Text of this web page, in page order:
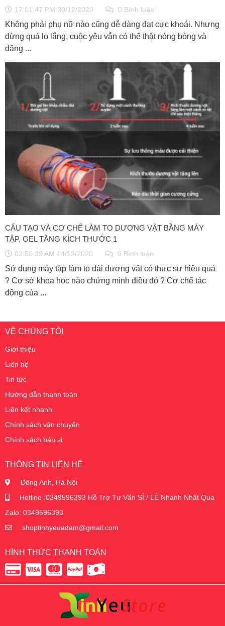
17:01:47 PM 30/12/2020 0 Bình luận
Không phải phụ nữ nào cũng dễ dàng đạt cực khoái. Nhưng
đừng quá lo lắng, cuộc yêu vẫn có thể thật nóng bỏng và
dâng ...
CẤU TẠO VÀ CƠ CHẾ LÀM TO DƯƠNG VẬT BẰNG MÁY
TẬP, GEL TĂNG KÍCH THƯỚC 1
02:50:39 AM 14/12/2020 0 Bình luận
Sử dụng máy tập làm to dài dương vật có thực sự hiệu quả
? Cơ sở khoa học nào chứng minh điều đó ? Cơ chế tác
động của ...
VỀ CHÚNG TÔI
Giới thiệu
Liên hệ
Tin tức
Hướng dẫn thanh toán
Liên kết nhanh
Chính sách vận chuyển
Chính sách bán sỉ
THÔNG TIN LIÊN HỆ
Đông Anh, Hà Nội
Hotline :0349596393 Hỗ Trợ Tư Vấn SỈ / LẺ Nhanh Nhất Qua
Zalo: 0349596393
shoptinhyeuadam@gmail.com
HÌNH THỨC THANH TOÁN